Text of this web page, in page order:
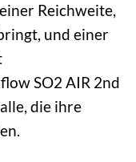
Reichweite,
und einer
SO2 AIR 2nd
die ihre